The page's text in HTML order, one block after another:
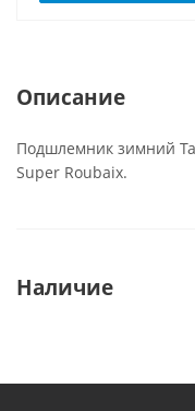
Описание
Подшлемник зимний
Super Roubaix.
Наличие